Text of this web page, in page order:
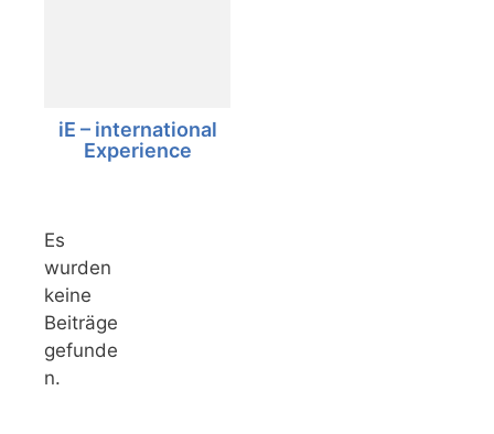
iE – international
Experience
Es
wurden
keine
Beiträge
gefunde
n.